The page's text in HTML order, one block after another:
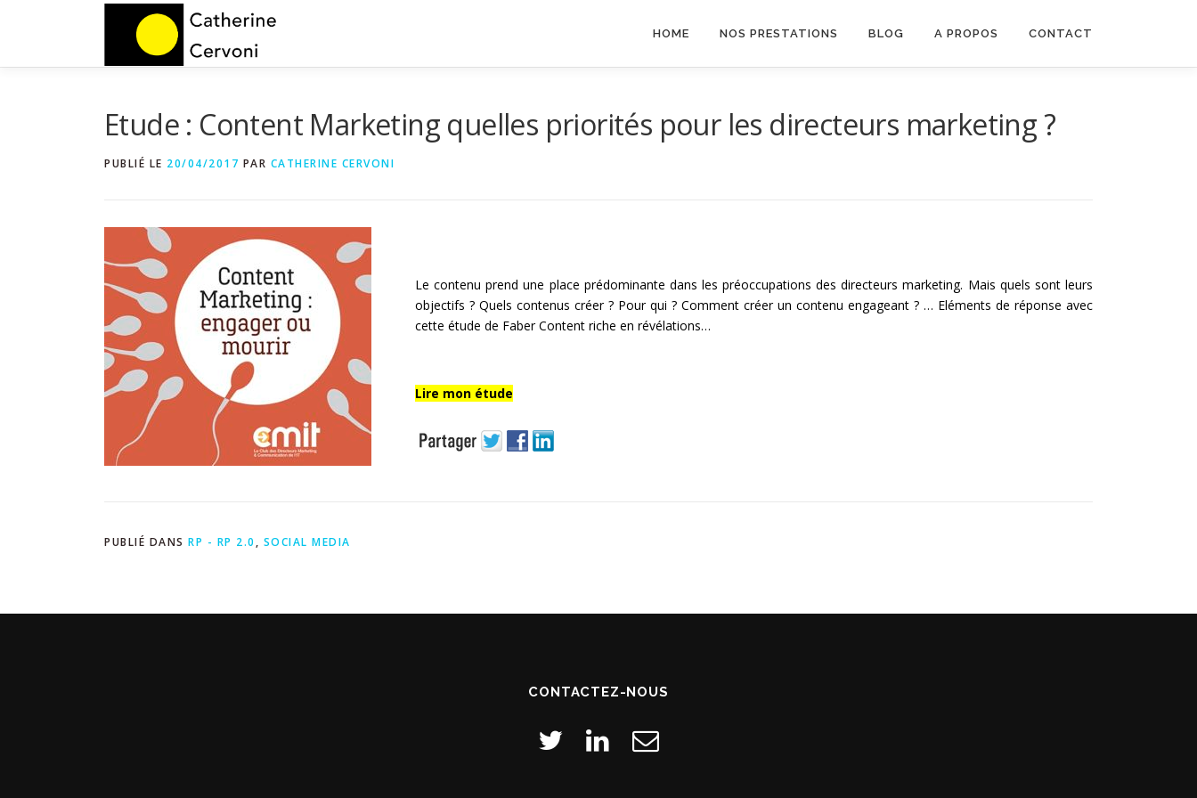
HOME NOS PRESTATIONS BLOG A PROPOS CONTACT
Etude : Content Marketing quelles priorités pour les directeurs marketing ?
PUBLIÉ LE 20/04/2017 PAR CATHERINE CERVONI
Le contenu prend une place prédominante dans les préoccupations des directeurs marketing. Mais quels sont leurs
objectifs ? Quels contenus créer ? Pour qui ? Comment créer un contenu engageant ? … Eléments de réponse avec
cette étude de Faber Content riche en révélations…
Lire mon étude
PUBLIÉ DANS RP - RP 2.0 , SOCIAL MEDIA
CONTACTEZ-NOUS